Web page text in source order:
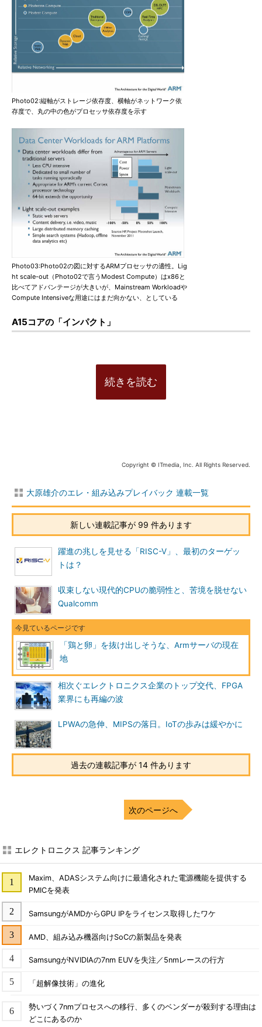
Photo02:縦軸がストレージ依存度、横軸がネットワーク依
存度で、丸の中の色がプロセッサ依存度を示す
Photo03:Photo02の図に対するARMプロセッサの適性。Lig
ht scale-out（Photo02で言うModest Compute）はx86と
比べてアドバンテージが大きいが、Mainstream Workloadや
Compute Intensiveな用途にはまだ向かない、としている
A15コアの「インパクト」
続きを読む
Copyright © ITmedia, Inc. All Rights Reserved.
大原雄介のエレ・組み込みプレイバック 連載一覧
新しい連載記事が 99 件あります
躍進の兆しを見せる「RISC-V」、最初のターゲッ
トは？
収束しない現代的CPUの脆弱性と、苦境を脱せない
Qualcomm
「鶏と卵」を抜け出しそうな、Armサーバの現在
地
相次ぐエレクトロニクス企業のトップ交代、FPGA
業界にも再編の波
LPWAの急伸、MIPSの落日。IoTの歩みは緩やかに
過去の連載記事が 14 件あります
次のページへ
エレクトロニクス 記事ランキング
Maxim、ADASシステム向けに最適化された電源機能を提供する
PMICを発表
SamsungがAMDからGPU IPをライセンス取得したワケ
AMD、組み込み機器向けSoCの新製品を発表
SamsungがNVIDIAの7nm EUVを失注／5nmレースの行方
「超解像技術」の進化
勢いづく7nmプロセスへの移行、多くのベンダーが殺到する理由は
どこにあるのか